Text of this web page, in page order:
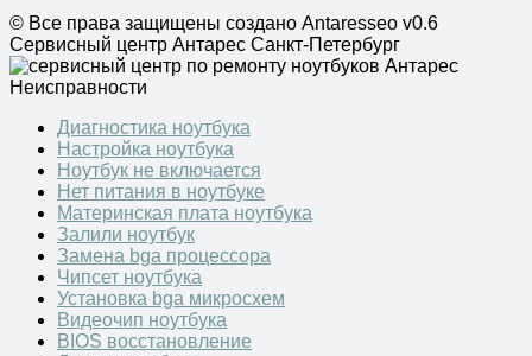
© Все права защищены создано Antaresseo v0.6
Сервисный центр Антарес Санкт-Петербург
Неисправности
Диагностика ноутбука
Настройка ноутбука
Ноутбук не включается
Нет питания в ноутбуке
Материнская плата ноутбука
Залили ноутбук
Замена bga процессора
Чипсет ноутбука
Установка bga микросхем
Видеочип ноутбука
BIOS восстановление